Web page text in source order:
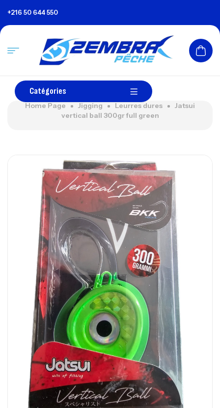
+216 50 644 550
Catégories
Home Page Jigging Leurres dures
Jatsui
vertical ball 300gr full green